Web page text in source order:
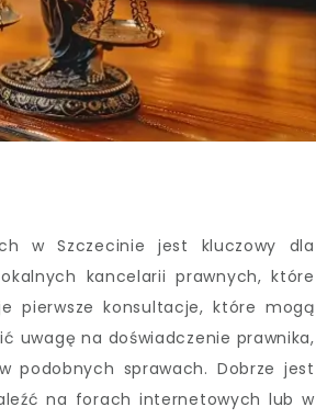
w Szczecinie jest kluczowy dla
kancelarii prawnych, które
pierwsze konsultacje, które mogą
uwagę na doświadczenie prawnika,
podobnych sprawach. Dobrze jest
na forach internetowych lub w